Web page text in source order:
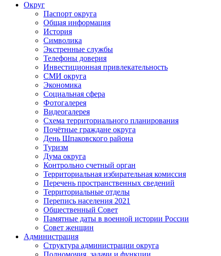
Округ
Паспорт округа
Общая информация
История
Символика
Экстренные службы
Телефоны доверия
Инвестиционная привлекательность
СМИ округа
Экономика
Социальная сфера
Фотогалерея
Видеогалерея
Схема территориального планирования
Почётные граждане округа
День Шпаковского района
Туризм
Дума округа
Контрольно счетный орган
Территориальная избирательная комиссия
Перечень пространственных сведений
Территориальные отделы
Перепись населения 2021
Общественный Совет
Памятные даты в военной истории России
Совет женщин
Администрация
Структура администрации округа